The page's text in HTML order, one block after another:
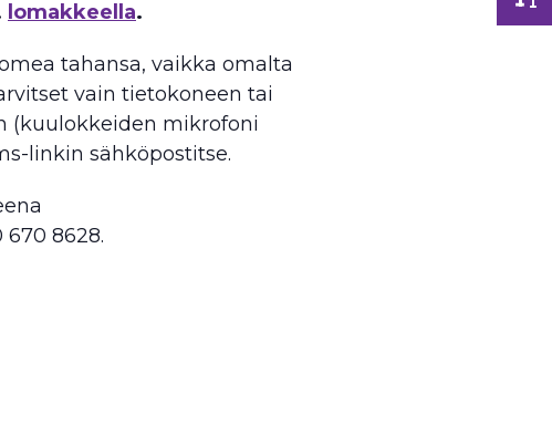
lomakkeella.
tahansa, vaikka omalta
vain tietokoneen tai
(kuulokkeiden mikrofoni
linkin sähköpostitse.
670 8628.